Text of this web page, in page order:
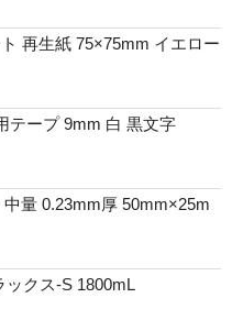
再生紙 75×75mm イエロー
テープ 9mm 白 黒文字
量 0.23mm厚 50mm×25m
ックス-S 1800mL